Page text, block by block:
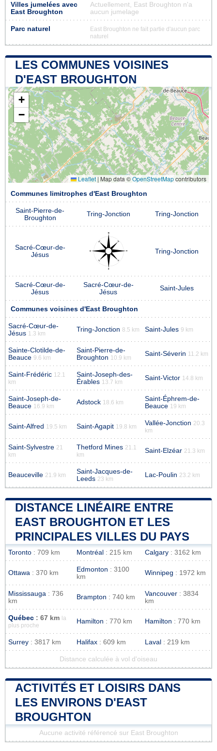
Villes jumelées avec
East Broughton
Actuellement, East Broughton n'a
aucun jumelage
Parc naturel
East Broughton ne fait partie d'aucun parc
naturel
LES COMMUNES VOISINES
D'EAST BROUGHTON
+
−
Leaflet | Map data ©OpenStreetMapcontributors
Communes limitrophes d'East Broughton
Saint-Pierre-de-
Broughton
Tring-Jonction Tring-Jonction
Sacré-Cœur-de-
Jésus
Tring-Jonction
Sacré-Cœur-de-
Jésus
Sacré-Cœur-de-
Jésus
Saint-Jules
Communes voisines d'East Broughton
Sacré-Cœur-de-
Jésus 1.3 km
Tring-Jonction 8.5 km Saint-Jules 9 km
Sainte-Clotilde-de-
Beauce 9.6 km
Saint-Pierre-de-
Broughton 10.9 km
Saint-Séverin 11.2 km
Saint-Frédéric 12.1
km
Saint-Joseph-des-
Érables 13.7 km
Saint-Victor 14.8 km
Saint-Joseph-de-
Beauce 16.9 km
Adstock 18.6 km
Saint-Éphrem-de-
Beauce 19 km
Saint-Alfred 19.5 km Saint-Agapit 19.8 km Vallée-Jonction 20.3
km
Saint-Sylvestre 21
km
Thetford Mines 21.1
km
Saint-Elzéar 21.3 km
Beauceville 21.9 km
Saint-Jacques-de-
Leeds 23 km
Lac-Poulin 23.2 km
DISTANCE LINÉAIRE ENTRE
EAST BROUGHTON ET LES
PRINCIPALES VILLES DU PAYS
Toronto : 709 km Montréal : 215 km Calgary : 3162 km
Ottawa : 370 km Edmonton : 3100
km
Winnipeg : 1972 km
Mississauga : 736
km
Brampton : 740 km Vancouver : 3834
km
Québec : 67 km
la
plus proche
Hamilton : 770 km Hamilton : 770 km
Surrey : 3817 km Halifax : 609 km Laval : 219 km
Distance calculée à vol d'oiseau
ACTIVITÉS ET LOISIRS DANS
LES ENVIRONS D'EAST
BROUGHTON
Aucune activité référencé sur East Broughton